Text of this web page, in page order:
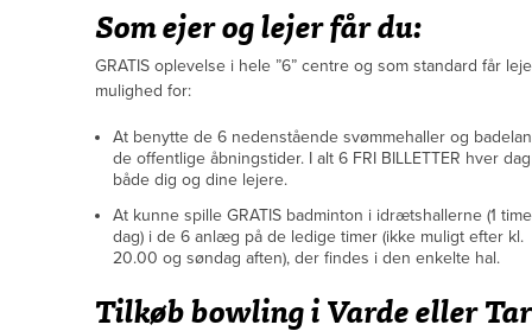
Som ejer og lejer får du:
GRATIS oplevelse i hele ”6” centre og som standard får
mulighed for:
At benytte de 6 nedenstående svømmehaller og
de offentlige åbningstider. I alt 6 FRI BILLETTER hver
både dig og dine lejere.
At kunne spille GRATIS badminton i idrætshallerne (1
dag) i de 6 anlæg på de ledige timer (ikke muligt efter kl.
20.00 og søndag aften), der findes i den enkelte hal.
Tilkøb bowling i Varde eller